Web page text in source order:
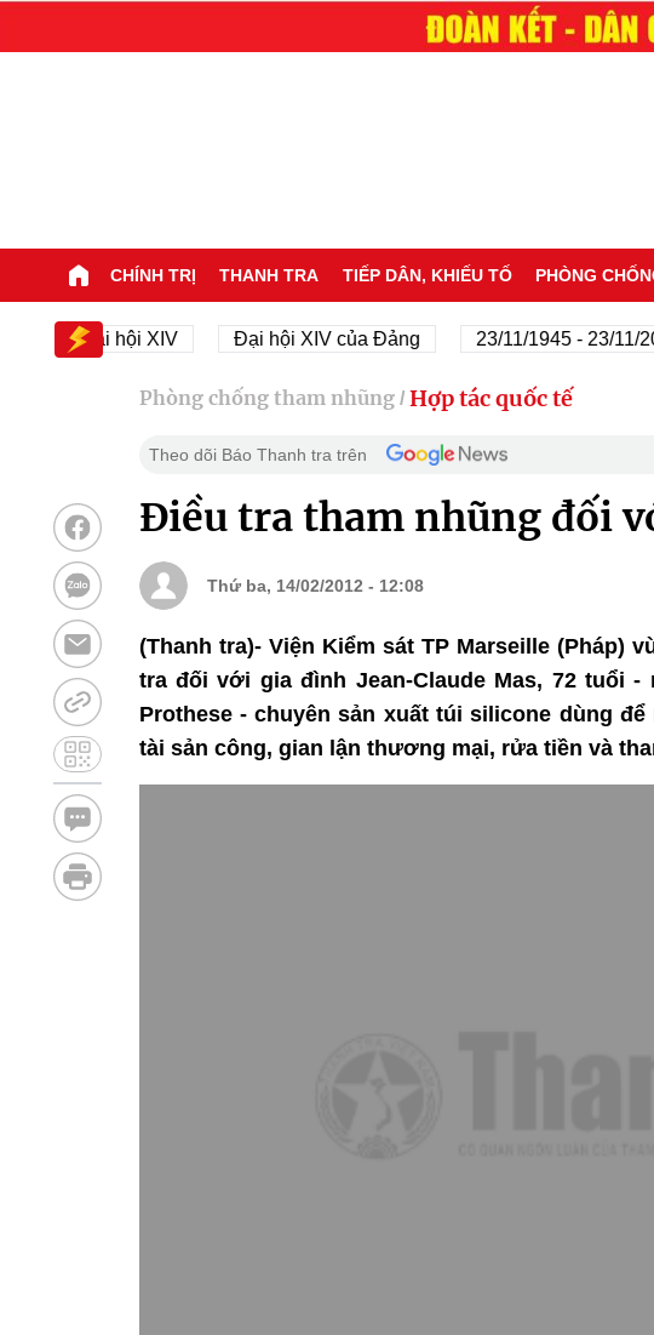
CHÍNH TRỊ THANH TRA TIẾP DÂN, KHIẾU TỐ PHÒNG
Đại hội XIV Đại hội XIV của Đảng 23/11/1945 - 23/11/2025
Phòng chống tham nhũng / Hợp tác quốc tế
Theo dõi Báo Thanh tra trên
Điều tra tham nhũng đối
Thứ ba, 14/02/2012 - 12:08
(Thanh tra)- Viện Kiểm sát TP Marseille (Pháp)
tra đối với gia đình Jean-Claude Mas, 72 tuổi
Prothese - chuyên sản xuất túi silicone dùng
tài sản công, gian lận thương mại, rửa tiền và